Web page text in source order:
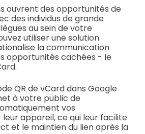
ouvrent des opportunités de
des individus de grande
au sein de votre
utiliser une solution
la communication
opportunités cachées - le
QR de vCard dans Google
à votre public de
vos
appareil, ce qui leur facilite
et le maintien du lien après la